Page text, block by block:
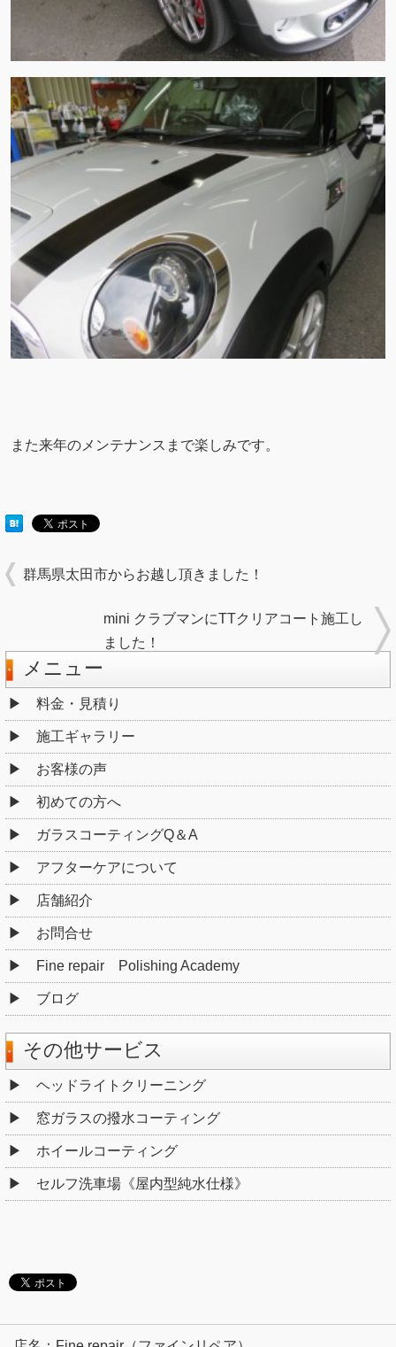
また来年のメンテナンスまで楽しみです。
群馬県太田市からお越し頂きました！
mini クラブマンにTTクリアコート施工し
ました！
メニュー
料金・見積り
施工ギャラリー
お客様の声
初めての方へ
ガラスコーティングQ＆A
アフターケアについて
店舗紹介
お問合せ
Fine repair Polishing Academy
ブログ
その他サービス
ヘッドライトクリーニング
窓ガラスの撥水コーティング
ホイールコーティング
セルフ洗車場《屋内型純水仕様》